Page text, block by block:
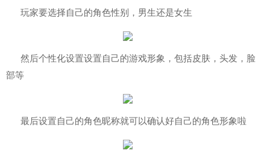
玩家要选择自己的角色性别，男生还是女生
然后个性化设置设置自己的游戏形象，包括皮肤，头发，脸
部等
最后设置自己的角色昵称就可以确认好自己的角色形象啦